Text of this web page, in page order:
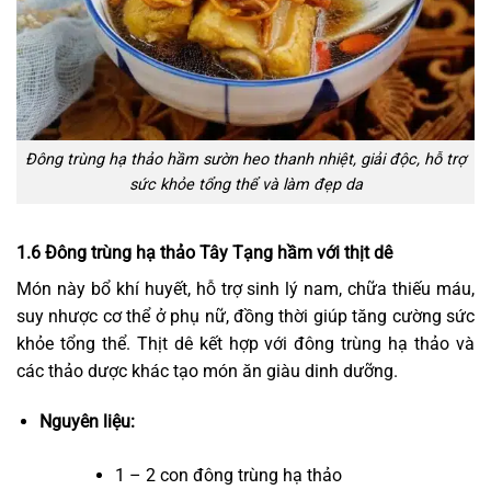
Đông trùng hạ thảo hầm sườn heo thanh nhiệt, giải độc, hỗ trợ
sức khỏe tổng thể và làm đẹp da
1.6 Đông trùng hạ thảo Tây Tạng hầm với thịt dê
Món này bổ khí huyết, hỗ trợ sinh lý nam, chữa thiếu máu,
suy nhược cơ thể ở phụ nữ, đồng thời giúp tăng cường sức
khỏe tổng thể. Thịt dê kết hợp với đông trùng hạ thảo và
các thảo dược khác tạo món ăn giàu dinh dưỡng.
Nguyên liệu:
1 – 2 con đông trùng hạ thảo